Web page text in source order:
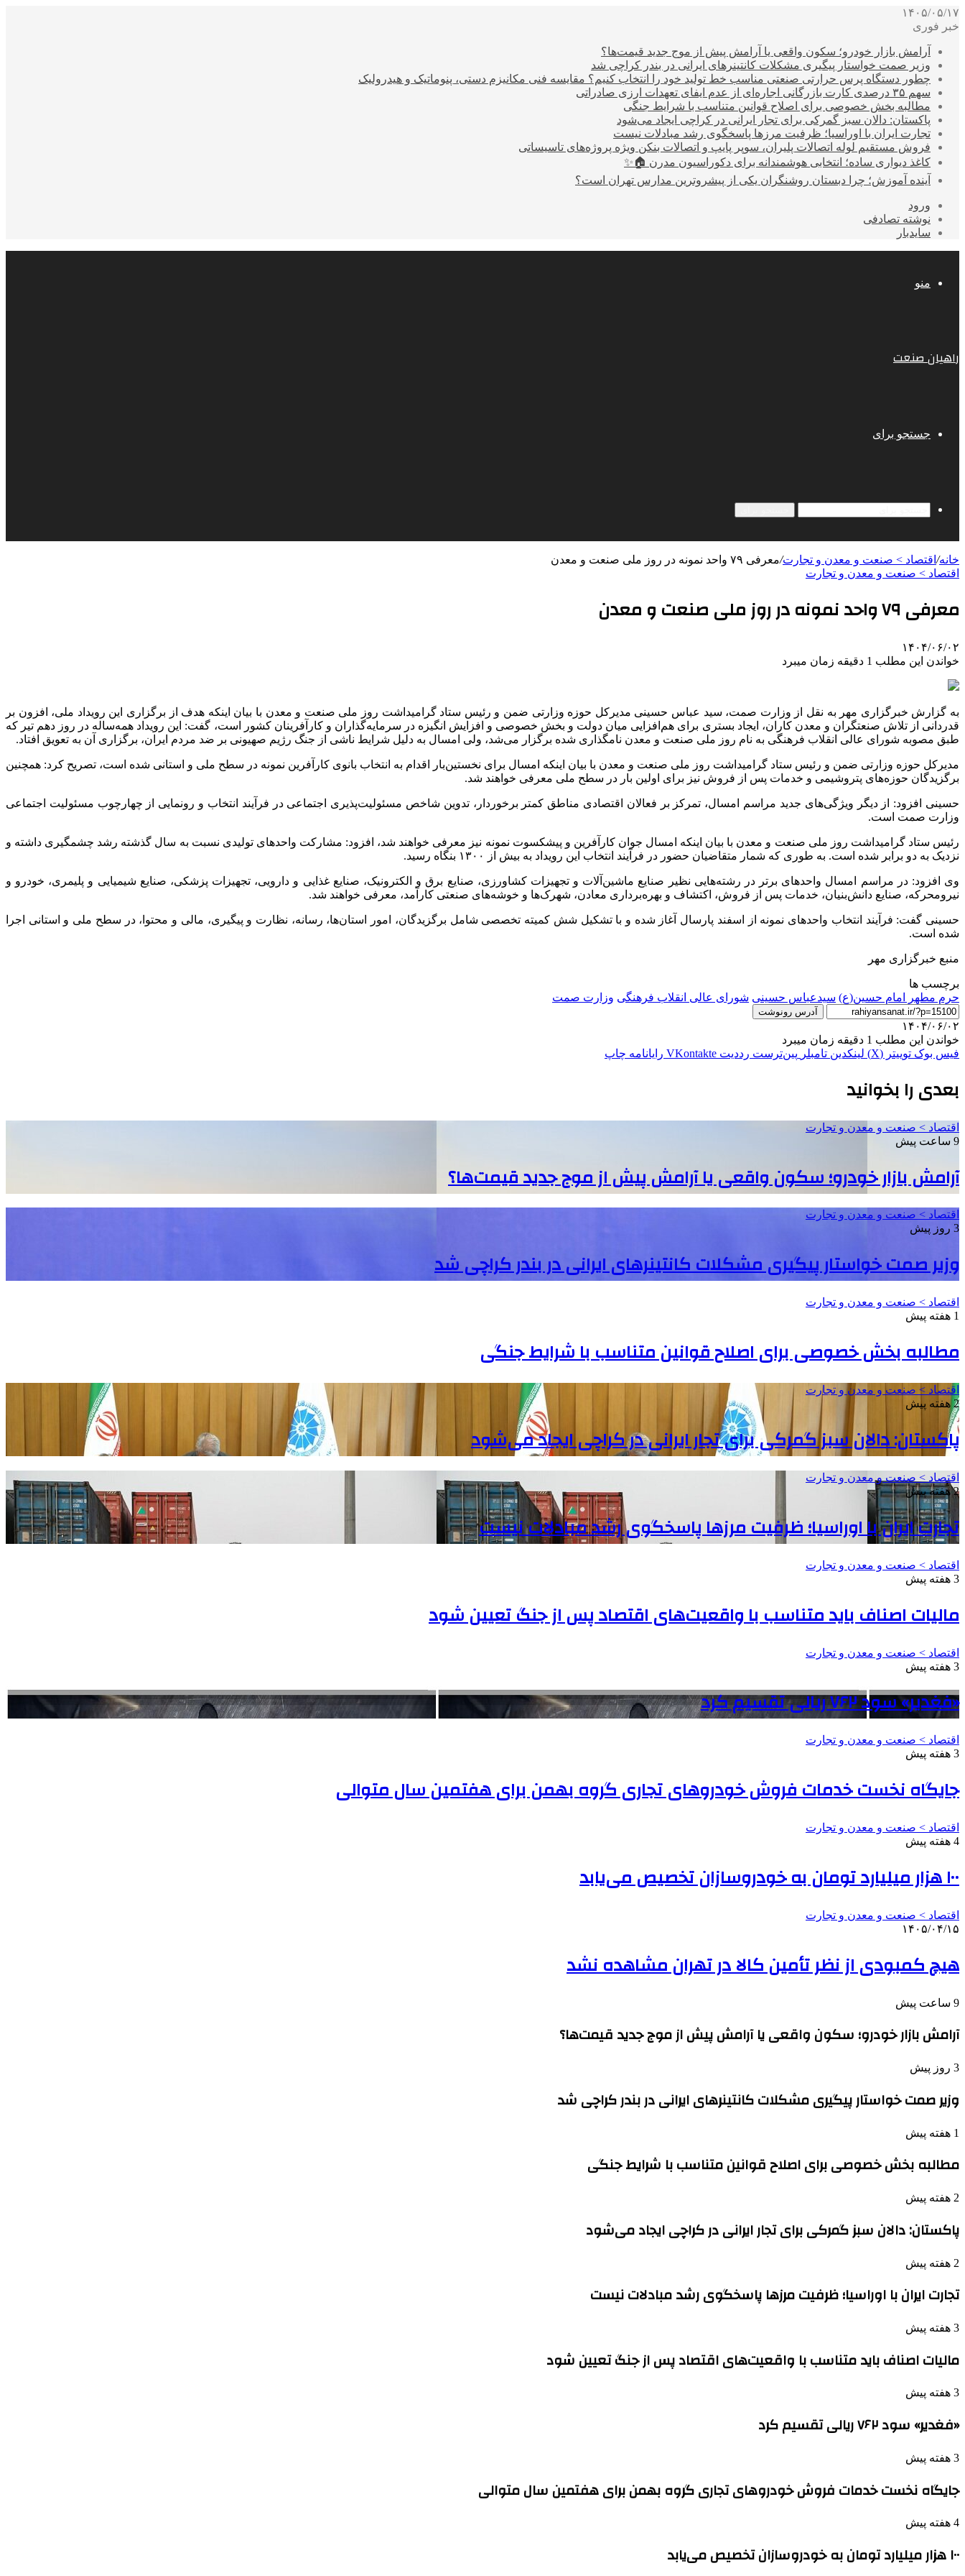
۱۴۰۵/۰۵/۱۷
خبر فوری
آرامش بازار خودرو؛ سکون واقعی یا آرامش پیش از موج جدید قیمت‌ها؟
وزیر صمت خواستار پیگیری مشکلات کانتینرهای ایرانی در بندر کراچی شد
چطور دستگاه پرس حرارتی صنعتی مناسب خط تولید خود را انتخاب کنیم؟ مقایسه فنی مکانیزم دستی، پنوماتیک و هیدرولیک
سهم ۳۵ درصدی کارت بازرگانی اجاره‌ای از عدم ایفای تعهدات ارزی صادراتی
مطالبه بخش خصوصی برای اصلاح قوانین متناسب با شرایط جنگی
پاکستان: دالان سبز گمرکی برای تجار ایرانی در کراچی ایجاد می‌شود
تجارت ایران با اوراسیا؛ ظرفیت مرزها پاسخگوی رشد مبادلات نیست
فروش مستقیم لوله اتصالات پلیران، سوپر پایپ و اتصالات بنکن ویژه پروژه‌های تاسیساتی
کاغذ دیواری ساده؛ انتخابی هوشمندانه برای دکوراسیون مدرن 🏠✨
آینده آموزش؛ چرا دبستان روشنگران یکی از پیشروترین مدارس تهران است؟
ورود
نوشته تصادفی
سایدبار
منو
راهیان صنعت
جستجو برای
خانه/ اقتصاد > صنعت و معدن و تجارت/معرفی ۷۹ واحد نمونه در روز ملی صنعت و معدن
اقتصاد > صنعت و معدن و تجارت
معرفی ۷۹ واحد نمونه در روز ملی صنعت و معدن
۱۴۰۴/۰۶/۰۲
خواندن این مطلب 1 دقیقه زمان میبرد
به گزارش خبرگزاری مهر به نقل از وزارت صمت، سید عباس حسینی مدیرکل حوزه وزارتی ضمن و رئیس ستاد گرامیداشت روز ملی صنعت و معدن با بیان اینکه هدف از برگزاری این رویداد ملی، افزون بر
قدردانی از تلاش صنعتگران و معدن کاران، ایجاد بستری برای هم‌افزایی میان دولت و بخش خصوصی و افزایش انگیزه در سرمایه‌گذاران و کارآفرینان کشور است، گفت: این رویداد همه‌ساله در روز دهم تیر که
طبق مصوبه شورای عالی انقلاب فرهنگی به نام روز ملی صنعت و معدن نامگذاری شده برگزار می‌شد، ولی امسال به دلیل شرایط ناشی از جنگ رژیم صهیونی بر ضد مردم ایران، برگزاری آن به تعویق افتاد.
مدیرکل حوزه وزارتی ضمن و رئیس ستاد گرامیداشت روز ملی صنعت و معدن با بیان اینکه امسال برای نخستین‌بار اقدام به انتخاب بانوی کارآفرین نمونه در سطح ملی و استانی شده است، تصریح کرد: همچنین
برگزیدگان حوزه‌های پتروشیمی و خدمات پس از فروش نیز برای اولین بار در سطح ملی معرفی خواهند شد.
حسینی افزود: از دیگر ویژگی‌های جدید مراسم امسال، تمرکز بر فعالان اقتصادی مناطق کمتر برخوردار، تدوین شاخص مسئولیت‌پذیری اجتماعی در فرآیند انتخاب و رونمایی از چهارچوب مسئولیت اجتماعی
وزارت صمت است.
رئیس ستاد گرامیداشت روز ملی صنعت و معدن با بیان اینکه امسال جوان کارآفرین و پیشکسوت نمونه نیز معرفی خواهند شد، افزود: مشارکت واحدهای تولیدی نسبت به سال گذشته رشد چشمگیری داشته و
نزدیک به دو برابر شده است. به طوری که شمار متقاضیان حضور در فرآیند انتخاب این رویداد به بیش از ۱۳۰۰ بنگاه رسید.
وی افزود: در مراسم امسال واحدهای برتر در رشته‌هایی نظیر صنایع ماشین‌آلات و تجهیزات کشاورزی، صنایع برق و الکترونیک، صنایع غذایی و دارویی، تجهیزات پزشکی، صنایع شیمیایی و پلیمری، خودرو و
نیرومحرکه، صنایع دانش‌بنیان، خدمات پس از فروش، اکتشاف و بهره‌برداری معادن، شهرک‌ها و خوشه‌های صنعتی کارآمد، معرفی خواهند شد.
حسینی گفت: فرآیند انتخاب واحدهای نمونه از اسفند پارسال آغاز شده و با تشکیل شش کمیته تخصصی شامل برگزیدگان، امور استان‌ها، رسانه، نظارت و پیگیری، مالی و محتوا، در سطح ملی و استانی اجرا
شده است.
منبع خبرگزاری مهر
برچسب ها
حرم مطهر امام حسین(ع) سیدعباس حسینی شورای عالی انقلاب فرهنگی وزارت صمت
آدرس رونوشت
۱۴۰۴/۰۶/۰۲
خواندن این مطلب 1 دقیقه زمان میبرد
فیس بوک توییتر (X) لینکدین ‫تامبلر ‫پین‌ترست ‫رددیت ‫VKontakte رایانامه چاپ
بعدی را بخوانید
اقتصاد > صنعت و معدن و تجارت
9 ساعت پیش
آرامش بازار خودرو؛ سکون واقعی یا آرامش پیش از موج جدید قیمت‌ها؟
اقتصاد > صنعت و معدن و تجارت
3 روز پیش
وزیر صمت خواستار پیگیری مشکلات کانتینرهای ایرانی در بندر کراچی شد
اقتصاد > صنعت و معدن و تجارت
1 هفته پیش
مطالبه بخش خصوصی برای اصلاح قوانین متناسب با شرایط جنگی
اقتصاد > صنعت و معدن و تجارت
2 هفته پیش
پاکستان: دالان سبز گمرکی برای تجار ایرانی در کراچی ایجاد می‌شود
اقتصاد > صنعت و معدن و تجارت
2 هفته پیش
تجارت ایران با اوراسیا؛ ظرفیت مرزها پاسخگوی رشد مبادلات نیست
اقتصاد > صنعت و معدن و تجارت
3 هفته پیش
مالیات اصناف باید متناسب با واقعیت‌های اقتصاد پس از جنگ تعیین شود
اقتصاد > صنعت و معدن و تجارت
3 هفته پیش
«فغدیر» سود ۷۶۲ ریالی تقسیم کرد
اقتصاد > صنعت و معدن و تجارت
3 هفته پیش
جایگاه نخست خدمات فروش خودروهای تجاری گروه بهمن برای هفتمین سال متوالی
اقتصاد > صنعت و معدن و تجارت
4 هفته پیش
۱۰۰ هزار میلیارد تومان به خودروسازان تخصیص می‌یابد
اقتصاد > صنعت و معدن و تجارت
۱۴۰۵/۰۴/۱۵
هیچ کمبودی از نظر تأمین کالا در تهران مشاهده نشد
9 ساعت پیش
آرامش بازار خودرو؛ سکون واقعی یا آرامش پیش از موج جدید قیمت‌ها؟
3 روز پیش
وزیر صمت خواستار پیگیری مشکلات کانتینرهای ایرانی در بندر کراچی شد
1 هفته پیش
مطالبه بخش خصوصی برای اصلاح قوانین متناسب با شرایط جنگی
2 هفته پیش
پاکستان: دالان سبز گمرکی برای تجار ایرانی در کراچی ایجاد می‌شود
2 هفته پیش
تجارت ایران با اوراسیا؛ ظرفیت مرزها پاسخگوی رشد مبادلات نیست
3 هفته پیش
مالیات اصناف باید متناسب با واقعیت‌های اقتصاد پس از جنگ تعیین شود
3 هفته پیش
«فغدیر» سود ۷۶۲ ریالی تقسیم کرد
3 هفته پیش
جایگاه نخست خدمات فروش خودروهای تجاری گروه بهمن برای هفتمین سال متوالی
4 هفته پیش
۱۰۰ هزار میلیارد تومان به خودروسازان تخصیص می‌یابد